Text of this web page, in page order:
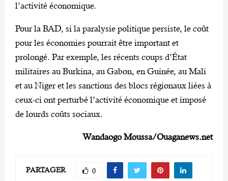
l’activité économique.
Pour la BAD, si la paralysie politique persiste, le coût
pour les économies pourrait être important et
prolongé. Par exemple, les récents coups d’État
militaires au Burkina, au Gabon, en Guinée, au Mali
et au Niger et les sanctions des blocs régionaux liées à
ceux-ci ont perturbé l’activité économique et imposé
de lourds coûts sociaux.
Wandaogo Moussa/Ouaganews.net
PARTAGER 0